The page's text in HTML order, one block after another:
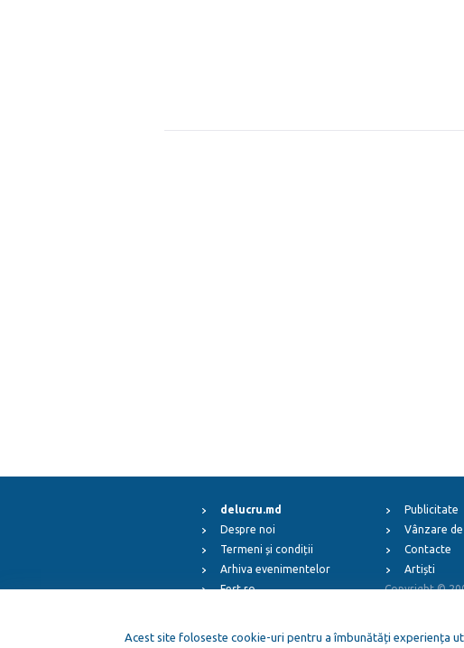
delucru.md
Despre noi
Termeni și condiții
Arhiva evenimentelor
Fest.ro
Publicitate
Vânzare
Contacte
Artiști
Copyright ©
Acest site foloseste cookie-uri pentru a îmbunătăți experiența